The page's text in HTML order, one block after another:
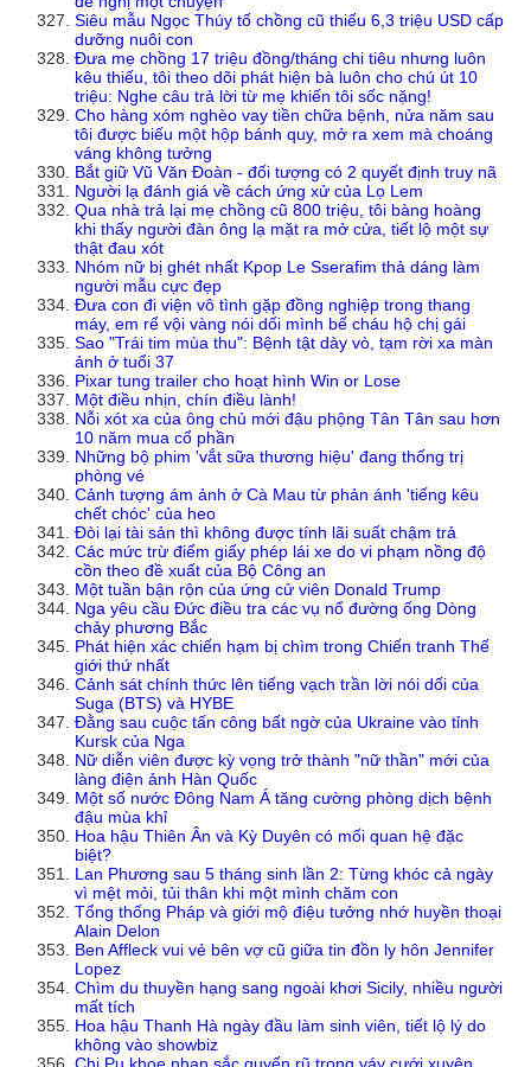
Siêu mẫu Ngọc Thúy tố chồng cũ thiếu 6,3 triệu USD cấp
dưỡng nuôi con
Đưa mẹ chồng 17 triệu đồng/tháng chi tiêu nhưng luôn
kêu thiếu, tôi theo dõi phát hiện bà luôn cho chú út 10
triệu: Nghe câu trả lời từ mẹ khiến tôi sốc nặng!
Cho hàng xóm nghèo vay tiền chữa bệnh, nửa năm sau
tôi được biếu một hộp bánh quy, mở ra xem mà choáng
váng không tưởng
Bắt giữ Vũ Văn Đoàn - đối tượng có 2 quyết định truy nã
Người lạ đánh giá về cách ứng xử của Lọ Lem
Qua nhà trả lại mẹ chồng cũ 800 triệu, tôi bàng hoàng
khi thấy người đàn ông lạ mặt ra mở cửa, tiết lộ một sự
thật đau xót
Nhóm nữ bị ghét nhất Kpop Le Sserafim thả dáng làm
người mẫu cực đẹp
Đưa con đi viện vô tình gặp đồng nghiệp trong thang
máy, em rể vội vàng nói dối mình bế cháu hộ chị gái
Sao "Trái tim mùa thu": Bệnh tật dày vò, tạm rời xa màn
ảnh ở tuổi 37
Pixar tung trailer cho hoạt hình Win or Lose
Một điều nhịn, chín điều lành!
Nỗi xót xa của ông chủ mới đậu phộng Tân Tân sau hơn
10 năm mua cổ phần
Những bộ phim 'vắt sữa thương hiệu' đang thống trị
phòng vé
Cảnh tượng ám ảnh ở Cà Mau từ phản ánh 'tiếng kêu
chết chóc' của heo
Đòi lại tài sản thì không được tính lãi suất chậm trả
Các mức trừ điểm giấy phép lái xe do vi phạm nồng độ
cồn theo đề xuất của Bộ Công an
Một tuần bận rộn của ứng cử viên Donald Trump
Nga yêu cầu Đức điều tra các vụ nổ đường ống Dòng
chảy phương Bắc
Phát hiện xác chiến hạm bị chìm trong Chiến tranh Thế
giới thứ nhất
Cảnh sát chính thức lên tiếng vạch trần lời nói dối của
Suga (BTS) và HYBE
Đằng sau cuộc tấn công bất ngờ của Ukraine vào tỉnh
Kursk của Nga
Nữ diễn viên được kỳ vọng trở thành "nữ thần" mới của
làng điện ảnh Hàn Quốc
Một số nước Đông Nam Á tăng cường phòng dịch bệnh
đậu mùa khỉ
Hoa hậu Thiên Ân và Kỳ Duyên có mối quan hệ đặc
biệt?
Lan Phương sau 5 tháng sinh lần 2: Từng khóc cả ngày
vì mệt mỏi, tủi thân khi một mình chăm con
Tổng thống Pháp và giới mộ điệu tưởng nhớ huyền thoại
Alain Delon
Ben Affleck vui vẻ bên vợ cũ giữa tin đồn ly hôn Jennifer
Lopez
Chìm du thuyền hạng sang ngoài khơi Sicily, nhiều người
mất tích
Hoa hậu Thanh Hà ngày đầu làm sinh viên, tiết lộ lý do
không vào showbiz